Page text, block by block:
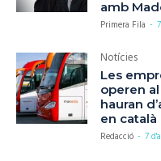
amb
Primera Fila -
Notícies
Les
operen
hauran
en català
Redacció - 7